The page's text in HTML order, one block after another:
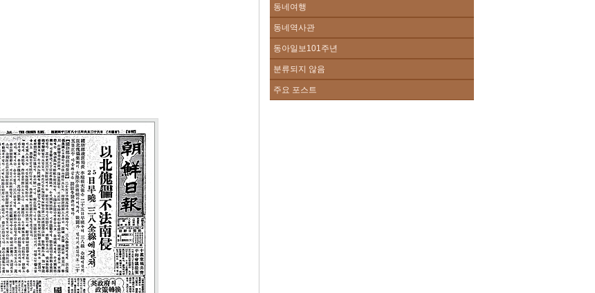
동네여행
동네역사관
동아일보101주년
분류되지 않음
주요 포스트